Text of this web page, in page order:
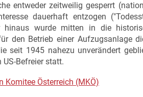
entweder zeitweilig gesperrt
dauerhaft entzogen
hinaus wurde mitten in die
den Betrieb einer Aufzugsanlage
seit 1945 nahezu unverändert
Befreier statt.
Komitee Österreich (MKÖ)